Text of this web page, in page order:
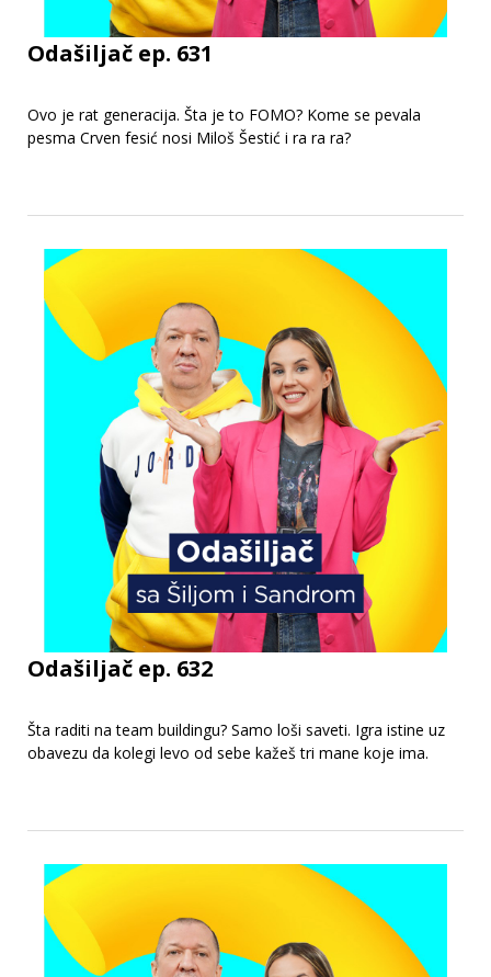
Odašiljač ep. 631
Ovo je rat generacija. Šta je to FOMO? Kome se pevala
pesma Crven fesić nosi Miloš Šestić i ra ra ra?
Odašiljač ep. 632
Šta raditi na team buildingu? Samo loši saveti. Igra istine uz
obavezu da kolegi levo od sebe kažeš tri mane koje ima.